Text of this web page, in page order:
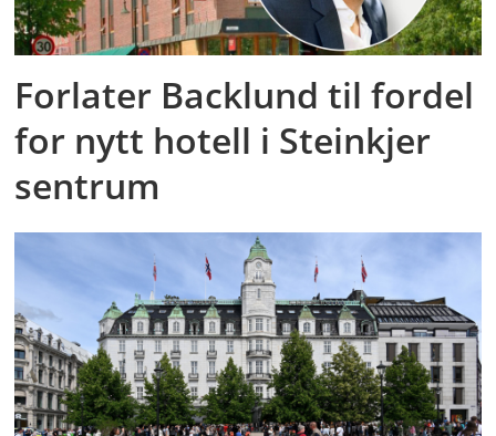
Forlater Backlund til fordel
for nytt hotell i Steinkjer
sentrum